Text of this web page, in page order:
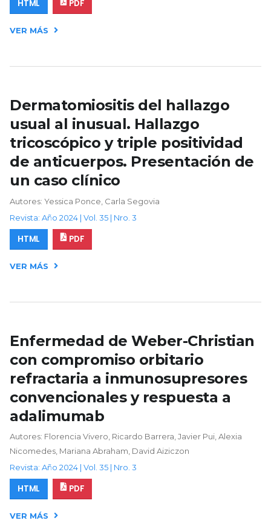
HTML PDF
VER MÁS
Dermatomiositis del hallazgo
usual al inusual. Hallazgo
tricoscópico y triple positividad
de anticuerpos. Presentación de
un caso clínico
Autores: Yessica Ponce, Carla Segovia
Revista: Año 2024 | Vol. 35 | Nro. 3
HTML PDF
VER MÁS
Enfermedad de Weber-Christian
con compromiso orbitario
refractaria a inmunosupresores
convencionales y respuesta a
adalimumab
Autores: Florencia Vivero, Ricardo Barrera, Javier Pui, Alexia
Nicomedes, Mariana Abraham, David Aiziczon
Revista: Año 2024 | Vol. 35 | Nro. 3
HTML PDF
VER MÁS